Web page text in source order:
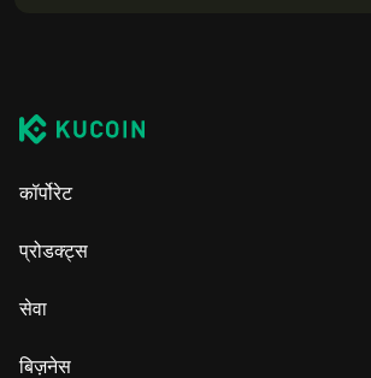
कॉर्पोरेट
प्रोडक्ट्स
सेवा
बिज़नेस